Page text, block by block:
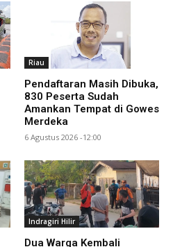
Riau
Pendaftaran Masih Dibuka,
830 Peserta Sudah
Amankan Tempat di Gowes
Merdeka
6 Agustus 2026 -12:00
Indragiri Hilir
Dua Warga Kembali